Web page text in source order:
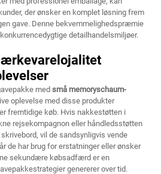
der ønsker en komplet løsning frem
gave. Denne bekvemmelighedspræmie
detailhandelsmiljøer.
med små memoryschaum-
oplevelse med disse produkter
fremtidige køb. Hvis nakkestøtten i
rejsekompagnon eller håndledsstøtten
vil de sandsynligvis vende
de har brug for erstatninger eller ønsker
sekundære købsadfærd er en
genererer over tid.